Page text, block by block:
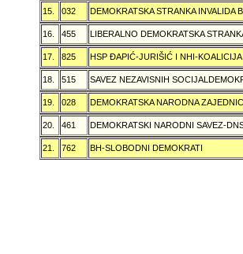
15. 032 DEMOKRATSKA STRANKA INVALIDA
16. 455 LIBERALNO DEMOKRATSKA
17. 825 HSP ÐAPIĆ-JURIŠIĆ I NHI-
18. 515 SAVEZ NEZAVISNIH
19. 028 DEMOKRATSKA NARODNA
20. 461 DEMOKRATSKI NARODNI SAVEZ-
21. 762 BH-SLOBODNI DEMOKRATI